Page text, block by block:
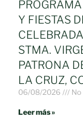
Y FIESTAS
STMA.
PATRONA
LA CRUZ,
06/08/2026
Leer más »